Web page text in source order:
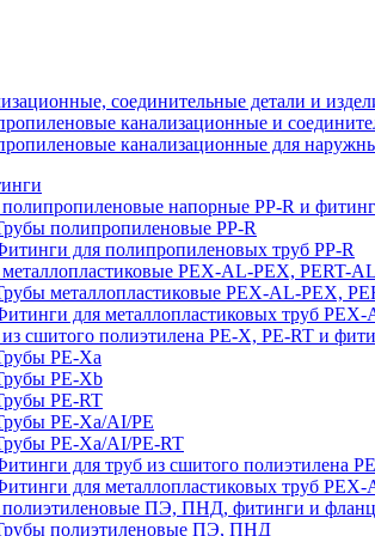
соединительные детали и
канализационные и
канализационные для
напорные PP-R и
полипропиленовые PP-R
для полипропиленовых труб PP-R
PEX-AL-PEX, PERT-
металлопластиковые PEX-AL-PEX,
для металлопластиковых труб
сшитого полиэтилена PE-X, PE-RT и
PE-Xa
PE-Xb
PE-RT
PE-Xa/AI/PE
PE-Xa/AI/PE-RT
для труб из сшитого полиэтилена
для металлопластиковых труб
ПЭ, ПНД, фитинги и
полиэтиленовые ПЭ, ПНД